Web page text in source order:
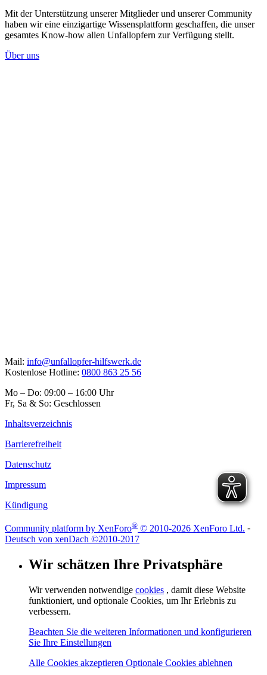
Mit der Unterstützung unserer Mitglieder und unserer Community
haben wir eine einzigartige Wissensplattform geschaffen, die unser
gesamtes Know-how allen Unfallopfern zur Verfügung stellt.
Über uns
Mail: info@unfallopfer-hilfswerk.de
Kostenlose Hotline: 0800 863 25 56
Mo – Do: 09:00 – 16:00 Uhr
Fr, Sa & So: Geschlossen
Inhaltsverzeichnis
Barrierefreiheit
Datenschutz
Impressum
Kündigung
Community platform by XenForo® © 2010-2026 XenForo Ltd. -
Deutsch von xenDach ©2010-2017
Wir schätzen Ihre Privatsphäre
Wir verwenden notwendige cookies , damit diese Website
funktioniert, und optionale Cookies, um Ihr Erlebnis zu
verbessern.
Beachten Sie die weiteren Informationen und konfigurieren
Sie Ihre Einstellungen
Alle Cookies akzeptieren Optionale Cookies ablehnen